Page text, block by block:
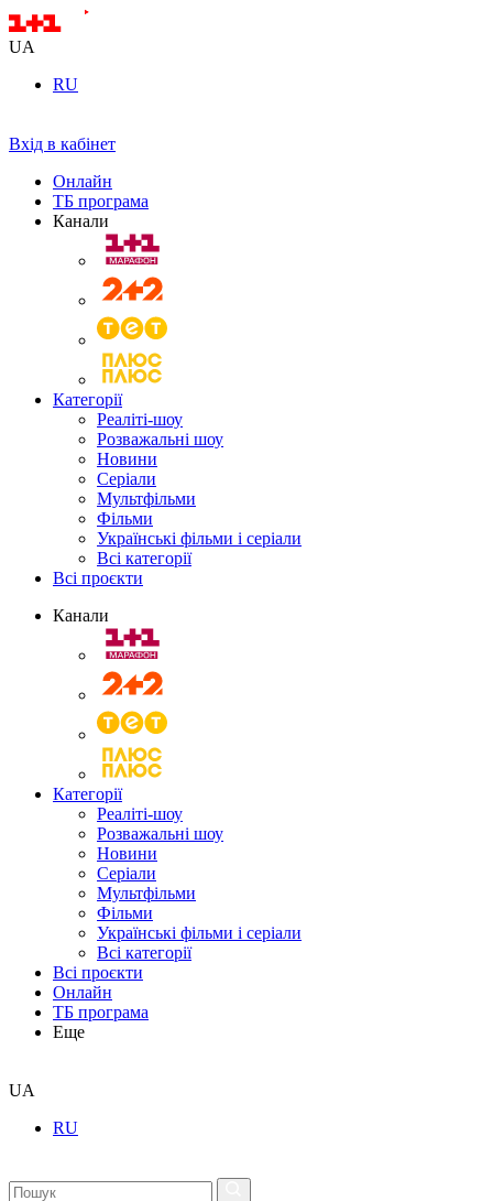
UA
RU
Вхід в кабінет
Онлайн
ТБ програма
Канали
Категорії
Реаліті-шоу
Розважальні шоу
Новини
Серіали
Мультфільми
Фільми
Українські фільми і серіали
Всі категорії
Всі проєкти
Канали
Категорії
Реаліті-шоу
Розважальні шоу
Новини
Серіали
Мультфільми
Фільми
Українські фільми і серіали
Всі категорії
Всі проєкти
Онлайн
ТБ програма
Еще
UA
RU